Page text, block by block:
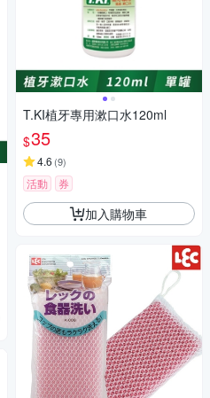
T.KI植牙專用漱口水120ml
$35
4.6 (9)
活動 券
加入購物車